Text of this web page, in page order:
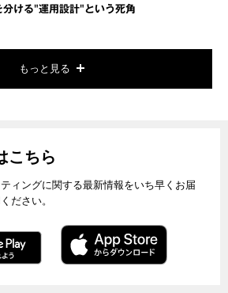
分ける"運用設計"という死角
もっと見る
こちら
ィングに関する最新情報をいち早くお届
ださい。